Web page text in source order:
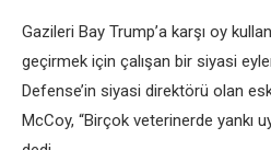
Gazileri Bay Trump’a karşı oy
geçirmek için çalışan bir siyasi
Defense’in siyasi direktörü olan
McCoy, “Birçok veterinerde yankı